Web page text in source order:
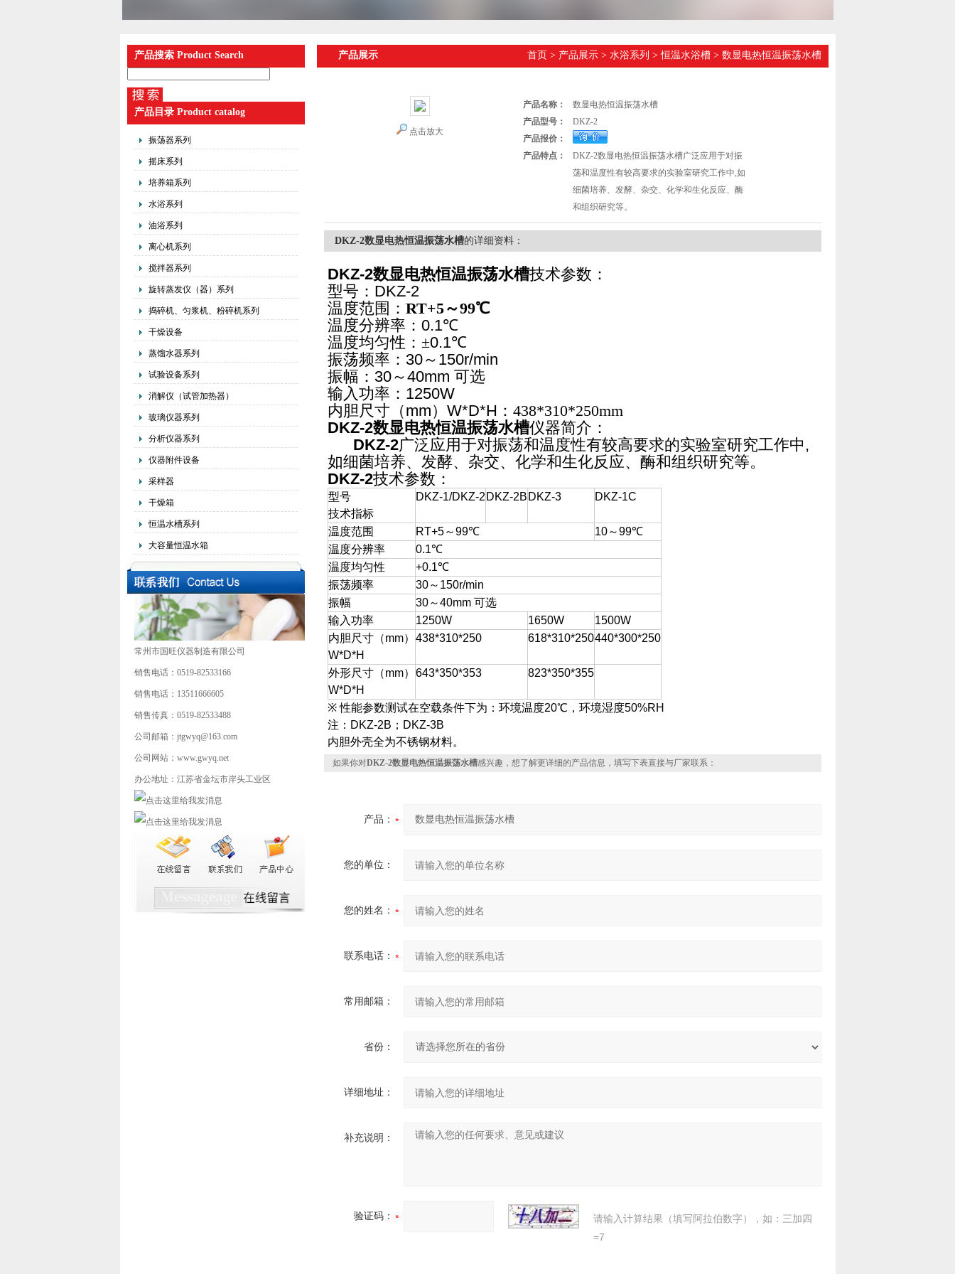
产品搜索 Product Search
产品目录 Product catalog
振荡器系列
摇床系列
培养箱系列
水浴系列
油浴系列
离心机系列
搅拌器系列
旋转蒸发仪（器）系列
捣碎机、匀浆机、粉碎机系列
干燥设备
蒸馏水器系列
试验设备系列
消解仪（试管加热器）
玻璃仪器系列
分析仪器系列
仪器附件设备
采样器
干燥箱
恒温水槽系列
大容量恒温水箱
常州市国旺仪器制造有限公司
销售电话：0519-82533166
销售电话：13511666605
销售传真：0519-82533488
公司邮箱：jtgwyq@163.com
公司网站：www.gwyq.net
办公地址：江苏省金坛市岸头工业区
产品展示 首页 > 产品展示> 水浴系列 >恒温水浴槽> 数显电热恒温振荡水槽
点击放大
产品名称：
数显电热恒温振荡水槽
产品型号：
DKZ-2
产品报价：
产品特点：
DKZ-2数显电热恒温振荡水槽广泛应用于对振
荡和温度性有较高要求的实验室研究工作中,如
细菌培养、发酵、杂交、化学和生化反应、酶
和组织研究等。
DKZ-2数显电热恒温振荡水槽的详细资料：
DKZ-2数显电热恒温振荡水槽技术参数：
型号： DKZ-2
温度范围： RT+5～99℃
温度分辨率： 0.1℃
温度均匀性： ±0.1℃
振荡频率： 30～ 150r/min
振幅： 30～40mm 可选
输入功率： 1250W
内胆尺寸（mm） W*D*H ：438*310*250mm
DKZ-2数显电热恒温振荡水槽仪器简介：
DKZ-2广泛应用于对振荡和温度性有较高要求的实验室研究工作中 ,
如细菌培养、发酵、杂交、化学和生化反应、酶和组织研究等。
DKZ-2技术参数：
型号
技术指标
DKZ-1/DKZ-2 DKZ-2B DKZ-3 DKZ-1C
温度范围 RT+5～99℃ 10～99℃
温度分辨率
0.1℃
温度均匀性
+0.1℃
振荡频率
30～ 150r/min
振幅
30～40mm 可选
输入功率
1250W 1650W
1500W
内胆尺寸（mm）
W*D*H
438*310*250 618*310*250440*300*250
外形尺寸（mm）
W*D*H
643*350*353 823*350*355
※ 性能参数测试在空载条件下为：环境温度20℃，环境湿度50%RH
注： DKZ-2B ； DKZ-3B
内胆外壳全为不锈钢材料。
如果你对DKZ-2数显电热恒温振荡水槽感兴趣，想了解更详细的产品信息，填写下表直接与厂家联系：
产品：
您的单位：
您的姓名：
联系电话：
常用邮箱：
省份：
详细地址：
补充说明：
验证码：
请输入计算结果（填写阿拉伯数字），如：三加四
=7